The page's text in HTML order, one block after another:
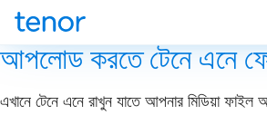
আপলোড করতে টেনে এনে
এখানে টেনে এনে রাখুন যাতে আপনার মিডিয়া